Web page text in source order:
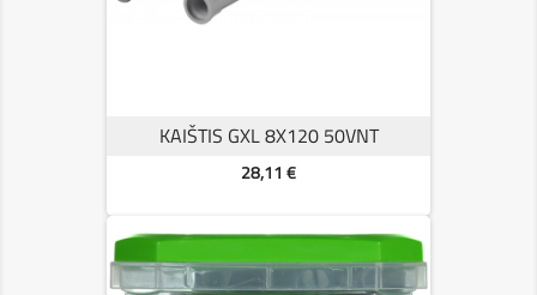
KAIŠTIS GXL 8X120 50VNT
Kaina
28,11 €